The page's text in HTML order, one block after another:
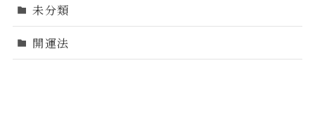
未分類
開運法